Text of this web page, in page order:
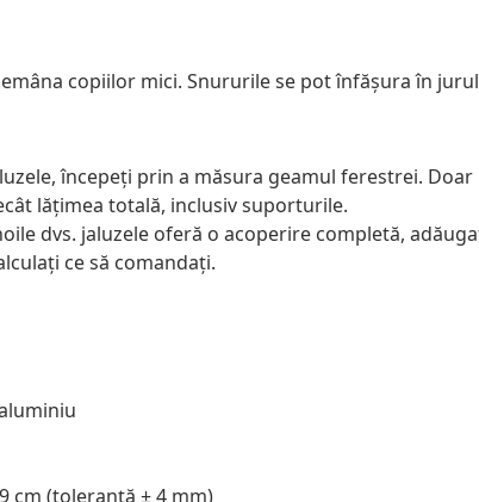
copiilor mici. Snururile se pot înfăşura în
începeți prin a măsura geamul ferestrei.
lățimea totală, inclusiv suporturile.
dvs. jaluzele oferă o acoperire completă,
ce să comandați.
cm (toleranță ± 4 mm)